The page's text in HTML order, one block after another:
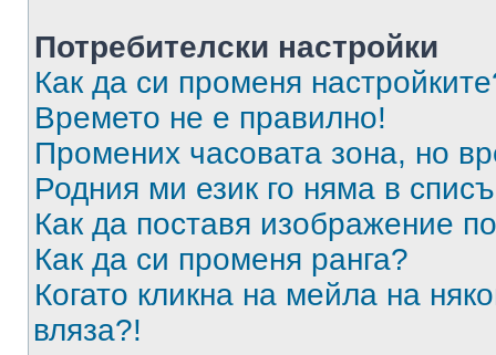
Потребителски настройки
Как да си променя
Времето не е правилно!
Промених часовата зона, но
Родния ми език го няма в
Как да поставя изображение
Как да си променя ранга?
Когато кликна на мейла на
вляза?!